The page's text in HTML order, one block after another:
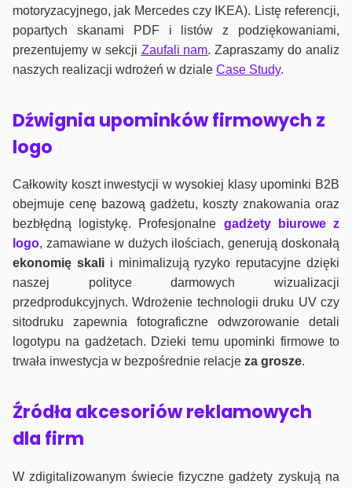
motoryzacyjnego, jak Mercedes czy IKEA). Listę referencji,
popartych skanami PDF i listów z podziękowaniami,
prezentujemy w sekcji Zaufali nam. Zapraszamy do analiz
naszych realizacji wdrożeń w dziale Case Study.
Dźwignia upominków firmowych z
logo
Całkowity koszt inwestycji w wysokiej klasy upominki B2B
obejmuje cenę bazową gadżetu, koszty znakowania oraz
bezbłędną logistykę. Profesjonalne gadżety biurowe z
logo, zamawiane w dużych ilościach, generują doskonałą
ekonomię skalii minimalizują ryzyko reputacyjne dzięki
naszej polityce darmowych wizualizacji
przedprodukcyjnych. Wdrożenie technologii druku UV czy
sitodruku zapewnia fotograficzne odwzorowanie detali
logotypu na gadżetach. Dzieki temu upominki firmowe to
trwała inwestycja w bezpośrednie relacje za grosze.
Źródła akcesoriów reklamowych
dla firm
W zdigitalizowanym świecie fizyczne gadżety zyskują na